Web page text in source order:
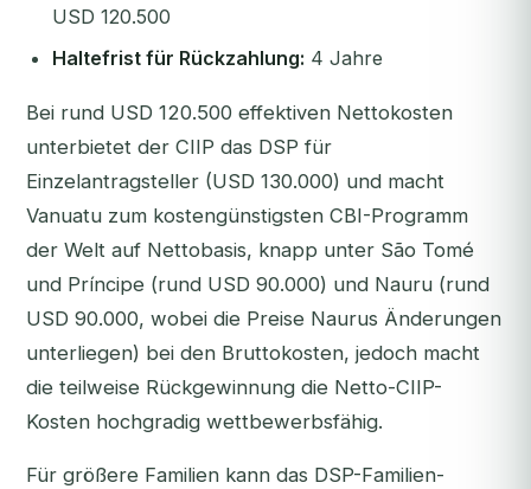
USD 120.500
Haltefrist für Rückzahlung: 4 Jahre
Bei rund USD 120.500 effektiven Nettokosten
unterbietet der CIIP das DSP für
Einzelantragsteller (USD 130.000) und macht
Vanuatu zum kostengünstigsten CBI-Programm
der Welt auf Nettobasis, knapp unter São Tomé
und Príncipe (rund USD 90.000) und Nauru (rund
USD 90.000, wobei die Preise Naurus Änderungen
unterliegen) bei den Bruttokosten, jedoch macht
die teilweise Rückgewinnung die Netto-CIIP-
Kosten hochgradig wettbewerbsfähig.
Für größere Familien kann das DSP-Familien-